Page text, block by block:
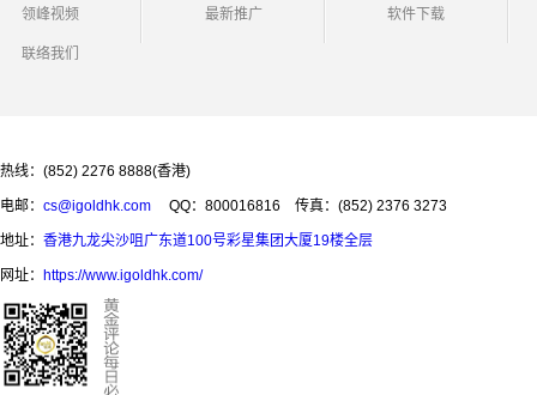
领峰视频
联络我们
最新推广 软件下载
热线：(852) 2276 8888(香港)
电邮： cs@igoldhk.com QQ：800016816 传真：(852) 2376 3273
地址： 香港九龙尖沙咀广东道100号彩星集团大厦19楼全层
网址： https://www.igoldhk.com/